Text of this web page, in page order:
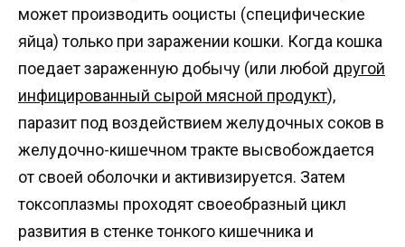
может производить ооцисты (специфические
яйца) только при заражении кошки. Когда кошка
поедает зараженную добычу (или любой другой
инфицированный сырой мясной продукт),
паразит под воздействием желудочных соков в
желудочно-кишечном тракте высвобождается
от своей оболочки и активизируется. Затем
токсоплазмы проходят своеобразный цикл
развития в стенке тонкого кишечника и